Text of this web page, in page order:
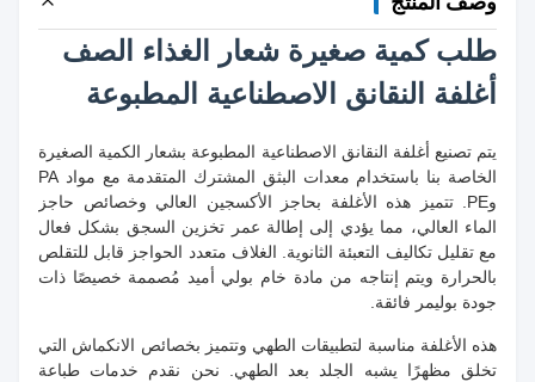
طلب كمية صغيرة شعار الغذاء الصف
أغلفة النقانق الاصطناعية المطبوعة
يتم تصنيع أغلفة النقانق الاصطناعية المطبوعة بشعار الكمية الصغيرة
الخاصة بنا باستخدام معدات البثق المشترك المتقدمة مع مواد PA
وPE. تتميز هذه الأغلفة بحاجز الأكسجين العالي وخصائص حاجز
الماء العالي، مما يؤدي إلى إطالة عمر تخزين السجق بشكل فعال
مع تقليل تكاليف التعبئة الثانوية. الغلاف متعدد الحواجز قابل للتقلص
بالحرارة ويتم إنتاجه من مادة خام بولي أميد مُصممة خصيصًا ذات
جودة بوليمر فائقة.
هذه الأغلفة مناسبة لتطبيقات الطهي وتتميز بخصائص الانكماش التي
تخلق مظهرًا يشبه الجلد بعد الطهي. نحن نقدم خدمات طباعة